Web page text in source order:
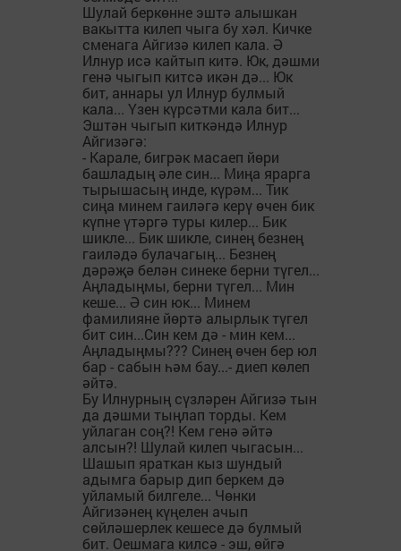
Шулай беркөнне эштә алышкан
вакытта килеп чыга бу хәл. Кичке
сменага Айгизә килеп кала. Ә
Илнур исә кайтып китә. Юк, дәшми
генә чыгып китсә икән дә... Юк
бит, аннары ул Илнур булмый
кала... Үзен күрсәтми кала бит...
Эштән чыгып киткәндә Илнур
Айгизәгә:
- Карале, бигрәк масаеп йөри
башладың әле син... Миңа ярарга
тырышасың инде, күрәм... Тик
сиңа минем гаиләгә керү өчен бик
күпне үтәргә туры килер... Бик
шикле... Бик шикле, синең безнең
гаиләдә булачагың... Безнең
дәрәҗә белән синеке берни түгел...
Аңладыңмы, берни түгел... Мин
кеше... Ә син юк... Минем
фамилияне йөртә алырлык түгел
бит син...Син кем дә - мин кем...
Аңладыңмы??? Синең өчен бер юл
бар - сабын һәм бау...- диеп көлеп
әйтә.
Бу Илнурның сүзләрен Айгизә тын
да дәшми тыңлап торды. Кем
уйлаган соң?! Кем генә әйтә
алсын?! Шулай килеп чыгасын...
Шашып яраткан кыз шундый
адымга барыр дип беркем дә
уйламый билгеле... Чөнки
Айгизәнең күңелен ачып
сөйләшерлек кешесе дә булмый
бит. Оешмага килсә - эш, өйгә